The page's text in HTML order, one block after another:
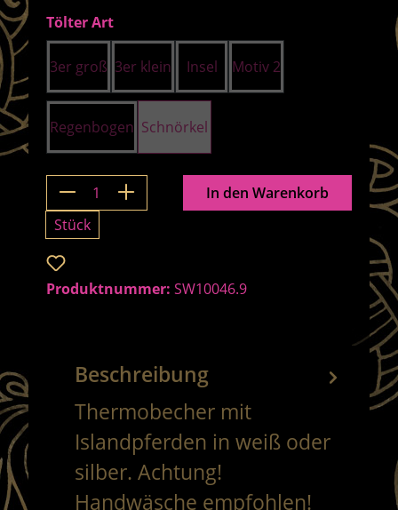
Tölter Artauswählen
3er groß 3er klein Insel Motiv 2
Regenbogen Schnörkel
Produkt Anzahl: Gib den
Stück
In den Warenkorb
Produktnummer: SW10046.9
Beschreibung
Thermobecher mit
Islandpferden in weiß oder
silber. Achtung!
Handwäsche empfohlen!